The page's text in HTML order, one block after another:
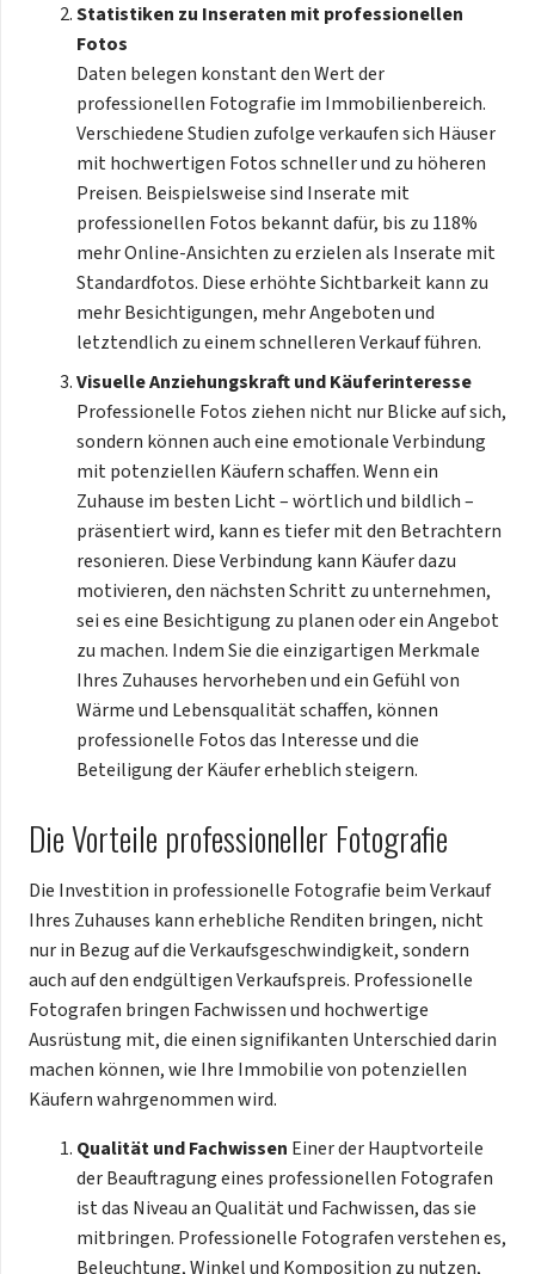
Statistiken zu Inseraten mit professionellen
Fotos
Daten belegen konstant den Wert der
professionellen Fotografie im Immobilienbereich.
Verschiedene Studien zufolge verkaufen sich Häuser
mit hochwertigen Fotos schneller und zu höheren
Preisen. Beispielsweise sind Inserate mit
professionellen Fotos bekannt dafür, bis zu 118%
mehr Online-Ansichten zu erzielen als Inserate mit
Standardfotos. Diese erhöhte Sichtbarkeit kann zu
mehr Besichtigungen, mehr Angeboten und
letztendlich zu einem schnelleren Verkauf führen.
Visuelle Anziehungskraft und Käuferinteresse
Professionelle Fotos ziehen nicht nur Blicke auf sich,
sondern können auch eine emotionale Verbindung
mit potenziellen Käufern schaffen. Wenn ein
Zuhause im besten Licht – wörtlich und bildlich –
präsentiert wird, kann es tiefer mit den Betrachtern
resonieren. Diese Verbindung kann Käufer dazu
motivieren, den nächsten Schritt zu unternehmen,
sei es eine Besichtigung zu planen oder ein Angebot
zu machen. Indem Sie die einzigartigen Merkmale
Ihres Zuhauses hervorheben und ein Gefühl von
Wärme und Lebensqualität schaffen, können
professionelle Fotos das Interesse und die
Beteiligung der Käufer erheblich steigern.
Die Vorteile professioneller Fotografie
Die Investition in professionelle Fotografie beim Verkauf
Ihres Zuhauses kann erhebliche Renditen bringen, nicht
nur in Bezug auf die Verkaufsgeschwindigkeit, sondern
auch auf den endgültigen Verkaufspreis. Professionelle
Fotografen bringen Fachwissen und hochwertige
Ausrüstung mit, die einen signifikanten Unterschied darin
machen können, wie Ihre Immobilie von potenziellen
Käufern wahrgenommen wird.
Qualität und Fachwissen Einer der Hauptvorteile
der Beauftragung eines professionellen Fotografen
ist das Niveau an Qualität und Fachwissen, das sie
mitbringen. Professionelle Fotografen verstehen es,
Beleuchtung, Winkel und Komposition zu nutzen,